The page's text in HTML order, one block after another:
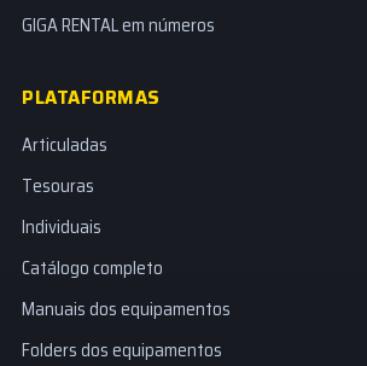
GIGA RENTAL em números
PLATAFORMAS
Articuladas
Tesouras
Individuais
Catálogo completo
Manuais dos equipamentos
Folders dos equipamentos